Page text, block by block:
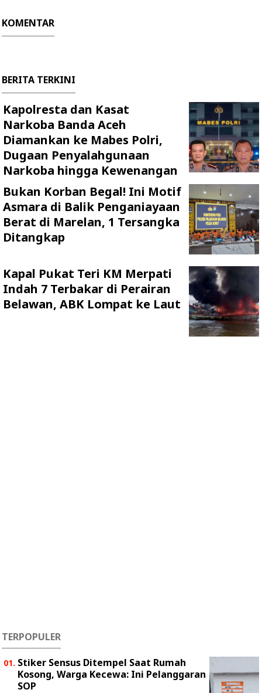
KOMENTAR
BERITA TERKINI
Kapolresta dan Kasat
Narkoba Banda Aceh
Diamankan ke Mabes Polri,
Dugaan Penyalahgunaan
Narkoba hingga Kewenangan
Bukan Korban Begal! Ini Motif
Asmara di Balik Penganiayaan
Berat di Marelan, 1 Tersangka
Ditangkap
Kapal Pukat Teri KM Merpati
Indah 7 Terbakar di Perairan
Belawan, ABK Lompat ke Laut
TERPOPULER
Stiker Sensus Ditempel Saat Rumah
Kosong, Warga Kecewa: Ini Pelanggaran
SOP